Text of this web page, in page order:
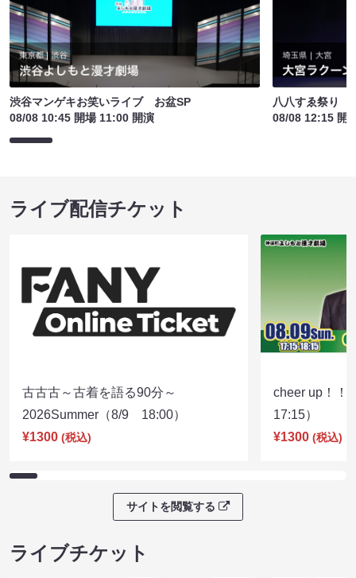
渋谷マンゲキお笑いライブ お盆SP
08/08 10:45 開場 11:00 開演
八八すゑ祭り
08/08 12:15 開
ライブ配信チケット
古古古～古着を語る90分～
2026Summer（8/9 18:00）
¥1300 (税込)
cheer up！
17:15）
¥1300 (税込)
サイトを閲覧する
ライブチケット